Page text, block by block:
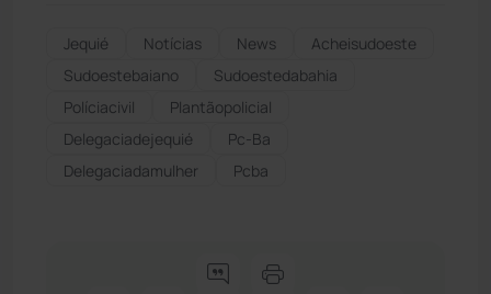
Jequié Notícias News
Acheisudoeste
Sudoestebaiano
Sudoestedabahia
Políciacivil
Plantãopolicial
Delegaciadejequié
Pc-Ba
Delegaciadamulher
Pcba